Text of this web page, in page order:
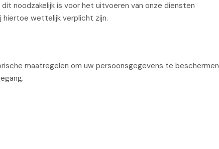
noodzakelijk is voor het uitvoeren van onze diensten
hiertoe wettelijk verplicht zijn.
maatregelen om uw persoonsgegevens te beschermen